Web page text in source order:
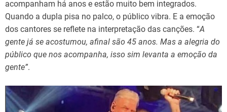
acompanham há anos e estão muito bem integrados.
Quando a dupla pisa no palco, o público vibra. E a emoção
dos cantores se reflete na interpretação das canções. “A
gente já se acostumou, afinal são 45 anos. Mas a alegria do
público que nos acompanha, isso sim levanta a emoção da
gente”.